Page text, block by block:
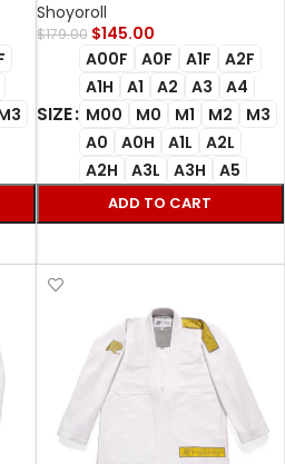
Shoyoroll
$179.00 $145.00
SIZE
A00F A0F A1F
A2F
A1H
A1 A2 A3
A4
M00
M0 M1 M2
M3
A0
A0H A1L
A2L
A2H
A3L A3H A5
ADD TO CART